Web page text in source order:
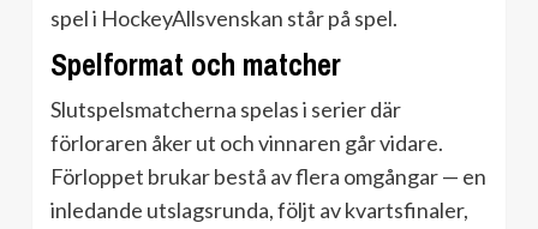
spel i HockeyAllsvenskan står på spel.
Spelformat och matcher
Slutspelsmatcherna spelas i serier där
förloraren åker ut och vinnaren går vidare.
Förloppet brukar bestå av flera omgångar — en
inledande utslagsrunda, följt av kvartsfinaler,